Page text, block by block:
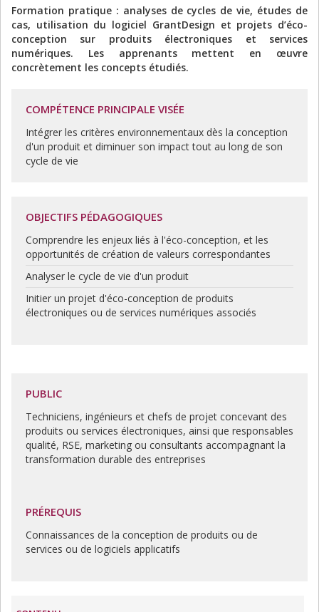
Formation pratique : analyses de cycles de vie, études de
cas, utilisation du logiciel GrantDesign et projets d’éco-
conception sur produits électroniques et services
numériques. Les apprenants mettent en œuvre
concrètement les concepts étudiés.
COMPÉTENCE PRINCIPALE VISÉE
Intégrer les critères environnementaux dès la conception
d'un produit et diminuer son impact tout au long de son
cycle de vie
OBJECTIFS PÉDAGOGIQUES
Comprendre les enjeux liés à l'éco-conception, et les
opportunités de création de valeurs correspondantes
Analyser le cycle de vie d'un produit
Initier un projet d'éco-conception de produits
électroniques ou de services numériques associés
PUBLIC
Techniciens, ingénieurs et chefs de projet concevant des
produits ou services électroniques, ainsi que responsables
qualité, RSE, marketing ou consultants accompagnant la
transformation durable des entreprises
PRÉREQUIS
Connaissances de la conception de produits ou de
services ou de logiciels applicatifs